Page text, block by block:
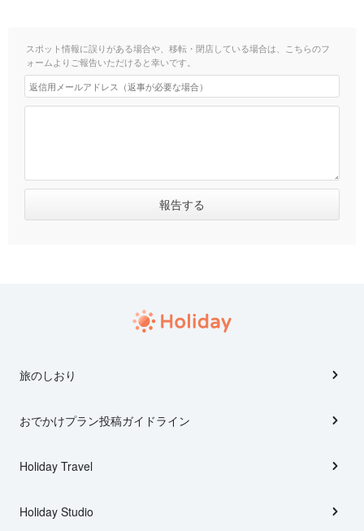
スポット情報に誤りがある場合や、移転・閉店している場合は、こちらのフ
ォームよりご報告いただけると幸いです。
旅のしおり
おでかけプラン投稿ガイドライン
Holiday Travel
Holiday Studio